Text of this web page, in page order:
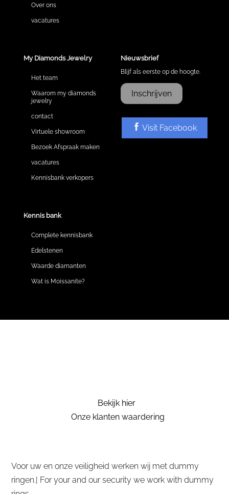
Over ons
vacatures
My Diamonds Jewelry
Het team
Waarom my diamonds
jewelry
contact
Virtuele showroom
Bezoek Afspraak maken
vacatures
Kennisbank verkopers
Kennis bank
Complete kennisbank
Edelstenen
Waarde diamanten
Wat is Moissanite?
Nieuwsbrief
Blijf als eerste op de hoogte.
Inschrijven
Visit Facebook
Bekijk hier
Onze klanten waardering
Voor uw en onze veiligheid werken wij met dummy
ringen.| For your and our security we work with dummy